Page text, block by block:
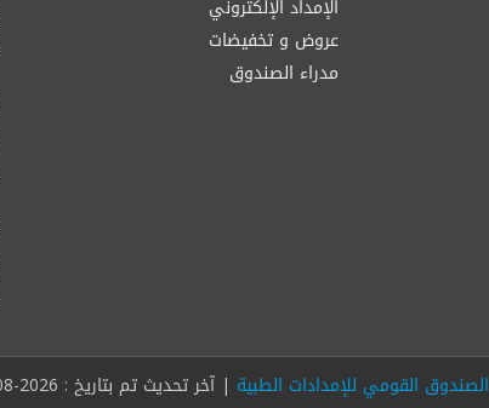
الإمداد الإلكتروني
عروض و تخفيضات
مدراء الصندوق
الصندوق القومي للإمدادات الطبية | آخر تحديث تم بتاريخ : 2026-08-08 ، عداد الزوار | 18,459,291